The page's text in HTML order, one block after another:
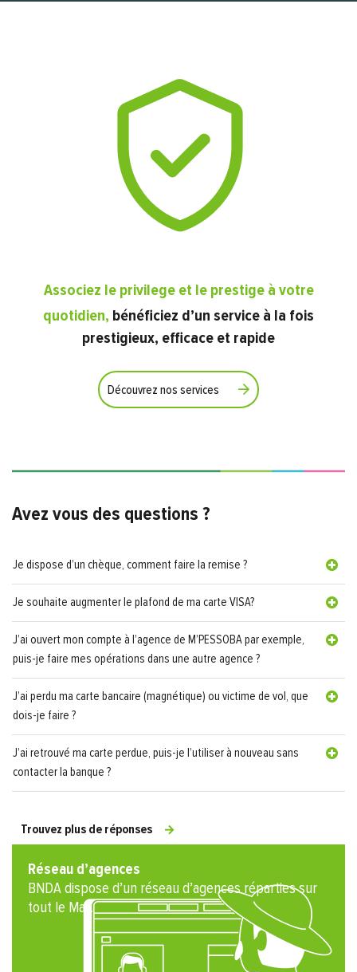
Associez le privilege et le prestige à votre
quotidien, bénéficiez d’un service à la fois
prestigieux, efficace et rapide
Découvrez nos services
Avez vous des questions ?
Je dispose d’un chèque, comment faire la remise ?
Je souhaite augmenter le plafond de ma carte VISA?
J’ai ouvert mon compte à l’agence de M’PESSOBA par exemple,
puis-je faire mes opérations dans une autre agence ?
J’ai perdu ma carte bancaire (magnétique) ou victime de vol, que
dois-je faire ?
J’ai retrouvé ma carte perdue, puis-je l’utiliser à nouveau sans
contacter la banque ?
Trouvez plus de réponses
Réseau d’agences
BNDA dispose d’un réseau d’agences réparties sur
tout le Mali.